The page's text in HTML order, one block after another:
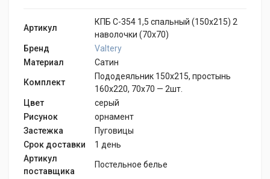
Артикул
КПБ С-354 1,5 спальный (150х215) 2
наволочки (70х70)
Бренд
Valtery
Материал
Сатин
Комплект
Пододеяльник 150х215, простынь
160х220, 70х70 — 2шт.
Цвет
серый
Рисунок
орнамент
Застежка
Пуговицы
Срок доставки
1 день
Артикул
поставщика
Постельное белье